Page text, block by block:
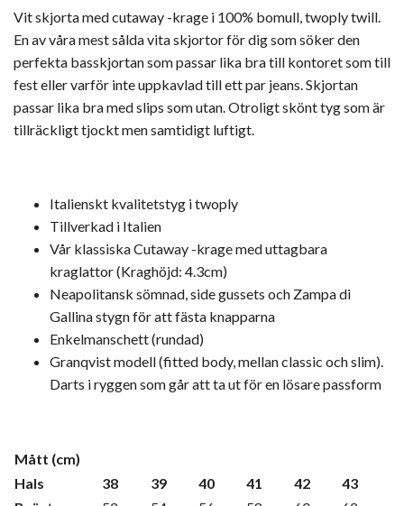
Vit skjorta med cutaway -krage i 100% bomull, twoply twill.
En av våra mest sålda vita skjortor för dig som söker den
perfekta basskjortan som passar lika bra till kontoret som till
fest eller varför inte uppkavlad till ett par jeans. Skjortan
passar lika bra med slips som utan. Otroligt skönt tyg som är
tillräckligt tjockt men samtidigt luftigt.
Italienskt kvalitetstyg i twoply
Tillverkad i Italien
Vår klassiska Cutaway -krage med uttagbara
kraglattor (Kraghöjd: 4.3cm)
Neapolitansk sömnad, side gussets och Zampa di
Gallina stygn för att fästa knapparna
Enkelmanschett (rundad)
Granqvist modell (fitted body, mellan classic och slim).
Darts i ryggen som går att ta ut för en lösare passform
Mått (cm)
Hals
38 39 40 41 42
43